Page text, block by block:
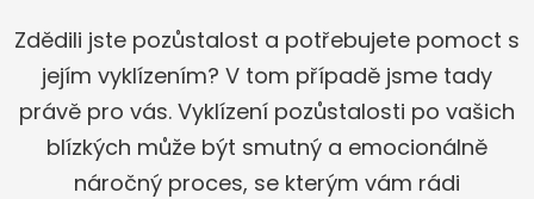
Zdědili jste pozůstalost a potřebujete pomoct s
jejím vyklízením? V tom případě jsme tady
právě pro vás. Vyklízení pozůstalosti po vašich
blízkých může být smutný a emocionálně
náročný proces, se kterým vám rádi